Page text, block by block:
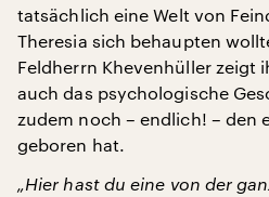
tatsächlich eine Welt von
Theresia sich behaupten
Feldherrn Khevenhüller zeigt
auch das psychologische
zudem noch – endlich! – den
geboren hat.
„Hier hast du eine von der